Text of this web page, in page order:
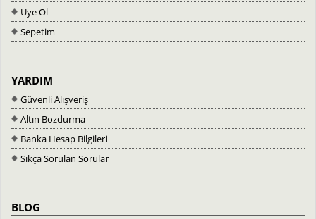
Üye Ol
Sepetim
YARDIM
Güvenli Alışveriş
Altın Bozdurma
Banka Hesap Bilgileri
Sıkça Sorulan Sorular
BLOG